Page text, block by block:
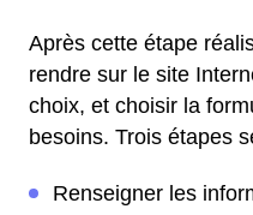
Après cette étape
rendre sur le site
choix, et choisir la
besoins. Trois étapes
Renseigner les